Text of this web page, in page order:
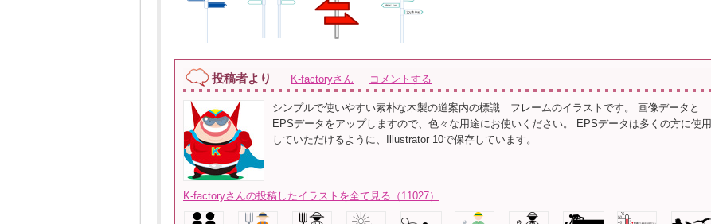
投稿者より K-factoryさん コメントする
シンプルで使いやすい素朴な木製の道案内の標識 フレームのイラストです。 画像データと
EPSデータをアップしますので、色々な用途にお使いください。 EPSデータは多くの方に使用
していただけるように、Illustrator 10で保存しています。
K-factoryさんの投稿したイラストを全て見る（11027）